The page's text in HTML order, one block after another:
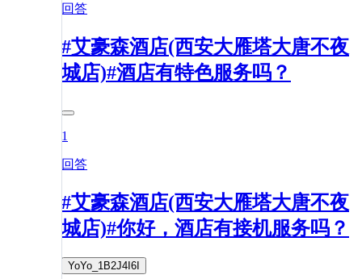
回答
#艾豪森酒店(西安大雁塔大唐不夜
城店)#酒店有特色服务吗？
1
回答
#艾豪森酒店(西安大雁塔大唐不夜
城店)#你好，酒店有接机服务吗？
YoYo_1B2J4I6I